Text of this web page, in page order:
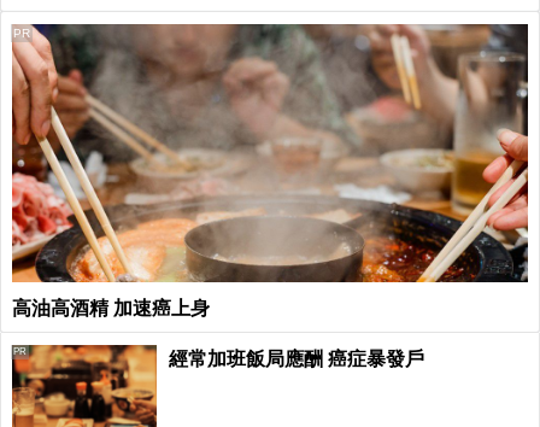
高油高酒精 加速癌上身
PR
經常加班飯局應酬 癌症暴發戶
PR